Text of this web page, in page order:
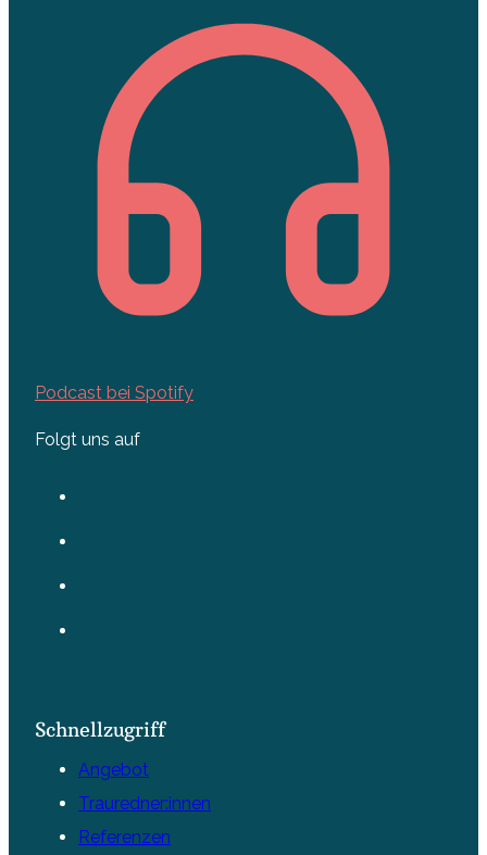
Podcast bei Spotify
Folgt uns auf
Schnellzugriff
Angebot
Trauredner:innen
Referenzen